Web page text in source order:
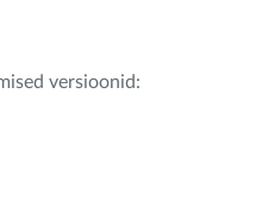
versioonid: